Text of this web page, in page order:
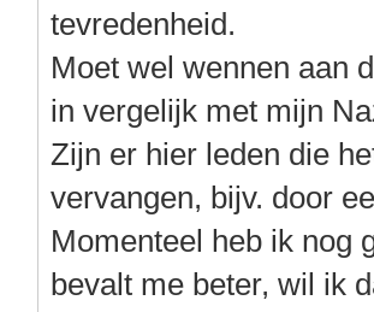
tevredenheid.
Moet wel wennen aan
in vergelijk met mijn
Zijn er hier leden die
vervangen, bijv. door
Momenteel heb ik nog
bevalt me beter, wil ik